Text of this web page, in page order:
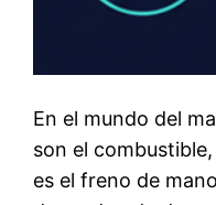
En el mundo del
son el
es el freno de